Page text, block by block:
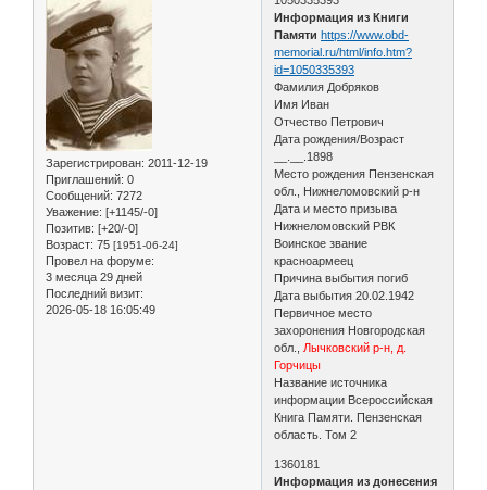
Зарегистрирован: 2011-12-19
Приглашений: 0
Сообщений: 7272
Уважение: [+1145/-0]
Позитив: [+20/-0]
Возраст: 75 [1951-06-24]
Провел на форуме:
3 месяца 29 дней
Последний визит:
2026-05-18 16:05:49
Информация из Книги
Памяти https://www.obd-
memorial.ru/html/info.htm?
id=1050335393
Фамилия Добряков
Имя Иван
Отчество Петрович
Дата рождения/Возраст
__.__.1898
Место рождения Пензенская
обл., Нижнеломовский р-н
Дата и место призыва
Нижнеломовский РВК
Воинское звание
красноармеец
Причина выбытия погиб
Дата выбытия 20.02.1942
Первичное место
захоронения Новгородская
обл., Лычковский р-н, д.
Горчицы
Название источника
информации Всероссийская
Книга Памяти. Пензенская
область. Том 2
1360181
Информация из донесения